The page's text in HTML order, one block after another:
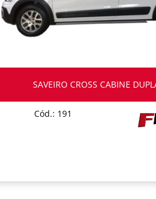
SAVEIRO CROSS CABINE
Cód.: 191